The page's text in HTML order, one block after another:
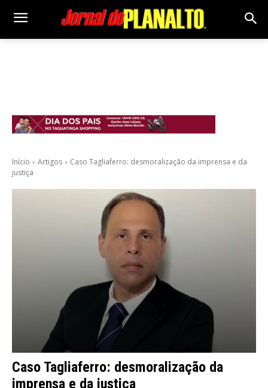
Início Artigos
Caso Tagliaferro: desmoralização da imprensa e da
justiça
Caso Tagliaferro: desmoralização da
imprensa e da justiça